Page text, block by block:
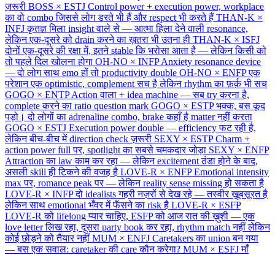
ज़रूरी BOSS × ESTJ Control power + execution power, workplace
का वो combo जिससे लोग डरते भी हैं और respect भी करते हैं THAN-K ×
INFJ कृतज्ञ मिला insight वाले से — आत्मा हिला देने वाली resonance,
लेकिन एक-दूसरे को drain करने का ख़तरा भी उतना ही THAN-K × ISFJ
दोनों एक-दूसरे की रक्षा में, इतने stable कि भरोसा आता है — लेकिन किसी को
तो पहले दिल खोलना होगा OH-NO × INFP Anxiety resonance device
— दो लोग साथ emo हों तो productivity double OH-NO × ENFP एक
परेशान एक optimistic, complement सच है लेकिन rhythm का फ़र्क़ भी सच
GOGO × ENTP Action वाला + idea machine — सब try करना है,
complete करने का ratio question mark GOGO × ESTP भक्क, बस कूद
पड़ो। दो लोगों का adrenaline combo, brake कहाँ है matter नहीं करता
GOGO × ESTJ Execution power double — efficiency फट रही है,
लेकिन बीच-बीच में direction check ज़रूरी SEXY × ESTP Charm +
action power full पर, spotlight का सबसे चमकदार जोड़ा SEXY × ENFP
Attraction का law काम कर रहा — लेकिन excitement ठंडा होने के बाद,
असली skill ही टिकने की वजह है LOVE-R × ENFP Emotional intensity
max पर, romance peak पर — लेकिन reality sense missing हो सकता है
LOVE-R × INFP दो idealists गहरी नज़रों से देख रहे — तस्वीर ख़ूबसूरत है
लेकिन साथ emotional भँवर में फँसने का risk है LOVE-R × ESFP
LOVE-R को lifelong प्यार चाहिए, ESFP को आज रात की ख़ुशी — एक
love letter लिख रहा, दूसरा party book कर रहा, rhythm match नहीं लेकिन
कोई छोड़ने को तैयार नहीं MUM × ENFJ Caretakers का union बन गया
— बस एक सवाल: caretaker की care कौन करेगा? MUM × ESFJ माँ